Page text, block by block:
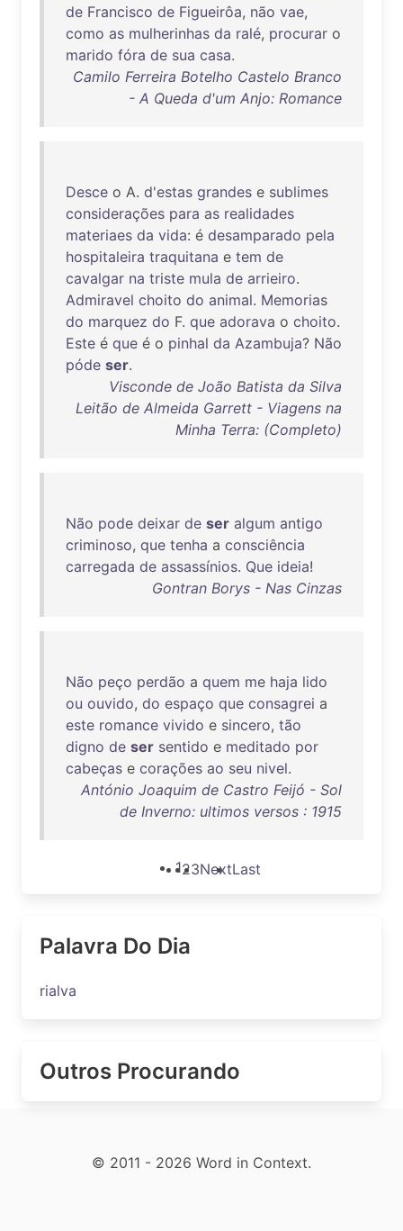
de Francisco de Figueirôa, não vae,
como as mulherinhas da ralé, procurar o
marido fóra de sua casa.
Camilo Ferreira Botelho Castelo Branco
- A Queda d'um Anjo: Romance
Desce o A. d'estas grandes e sublimes
considerações para as realidades
materiaes da vida: é desamparado pela
hospitaleira traquitana e tem de
cavalgar na triste mula de arrieiro.
Admiravel choito do animal. Memorias
do marquez do F. que adorava o choito.
Este é que é o pinhal da Azambuja? Não
póde ser.
Visconde de João Batista da Silva
Leitão de Almeida Garrett - Viagens na
Minha Terra: (Completo)
Não pode deixar de ser algum antigo
criminoso, que tenha a consciência
carregada de assassínios. Que ideia!
Gontran Borys - Nas Cinzas
Não peço perdão a quem me haja lido
ou ouvido, do espaço que consagrei a
este romance vivido e sincero, tão
digno de ser sentido e meditado por
cabeças e corações ao seu nivel.
António Joaquim de Castro Feijó - Sol
de Inverno: ultimos versos : 1915
123NextLast
Palavra Do Dia
rialva
Outros Procurando
© 2011 - 2026 Word in Context.